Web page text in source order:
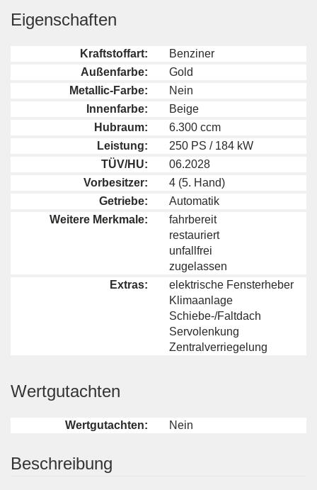
Eigenschaften
Kraftstoffart:
Benziner
Außenfarbe:
Gold
Metallic-Farbe:
Nein
Innenfarbe:
Beige
Hubraum:
6.300 ccm
Leistung:
250 PS / 184 kW
TÜV/HU:
06.2028
Vorbesitzer:
4 (5. Hand)
Getriebe:
Automatik
Weitere Merkmale:
fahrbereit
restauriert
unfallfrei
zugelassen
Extras:
elektrische Fensterheber
Klimaanlage
Schiebe-/Faltdach
Servolenkung
Zentralverriegelung
Wertgutachten
Wertgutachten: Nein
Beschreibung